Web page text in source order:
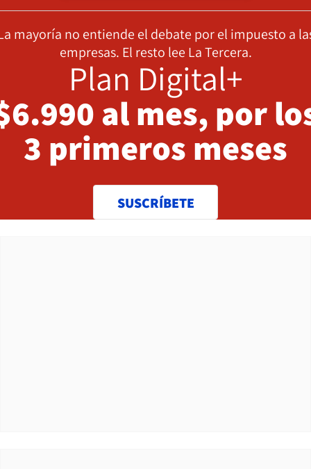
mayoría no entiende el debate por el impuesto a
empresas. El resto lee La Tercera.
Plan Digital+
al mes, por
3 primeros meses
SUSCRÍBETE